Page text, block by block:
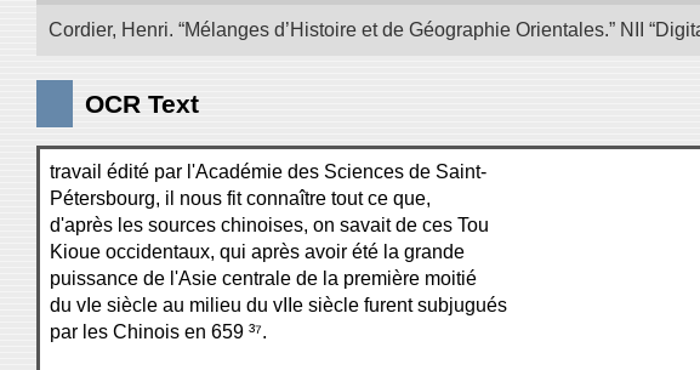
Cordier, Henri. “Mélanges d’Histoire et de Géographie Orientales.” NII
OCR Text
travail édité par l'Académie des Sciences de Saint-
Pétersbourg, il nous fit connaître tout ce que,
d'après les sources chinoises, on savait de ces Tou
Kioue occidentaux, qui après avoir été la grande
puissance de l'Asie centrale de la première moitié
du vIe siècle au milieu du vIIe siècle furent subjugués
par les Chinois en 659 ³⁷.